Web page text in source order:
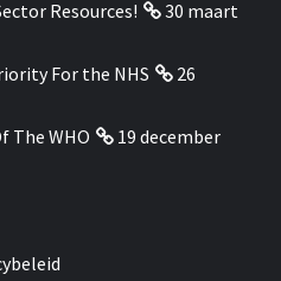
Resources!
30 maart
For the NHS
26
The WHO
19 december